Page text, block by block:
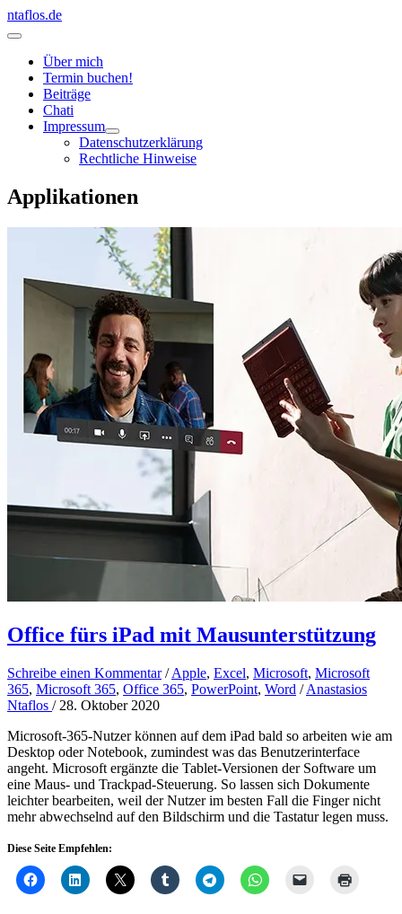
Zum
Inhalt
ntaflos.de
Hauptmenü
Über mich
Termin buchen!
Beiträge
Chati
Impressum
Datenschutzerklärung
Rechtliche Hinweise
Applikationen
Office fürs iPad mit Mausunterstützung
Schreibe einen Kommentar /Apple, Excel, Microsoft, Microsoft
365, Microsoft 365, Office 365, PowerPoint, Word /Anastasios
Ntaflos / 28. Oktober 2020
Microsoft-365-Nutzer können auf dem iPad bald so arbeiten wie am
Desktop oder Notebook, zumindest was das Benutzerinterface
angeht. Microsoft ergänzte die Tablet-Versionen der Software um
eine Maus- und Trackpad-Steuerung. So lassen sich Dokumente
leichter bearbeiten, weil der Nutzer im besten Fall die Finger nicht
mehr abwechselnd auf den Bildschirm und die Tastatur legen muss.
Diese Seite Empfehlen: